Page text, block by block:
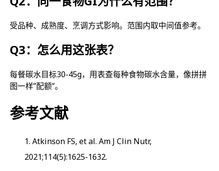
受品种、成熟度、烹调方式影响。范围内取中间值参考。
Q3：怎么用这张表？
每餐碳水目标30-45g，用表查每种食物碳水含量，像拼拼
图一样”配额”。
参考文献
Atkinson FS, et al. Am J Clin Nutr,
2021;114(5):1625-1632.